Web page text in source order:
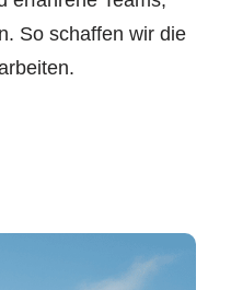
So schaffen wir die